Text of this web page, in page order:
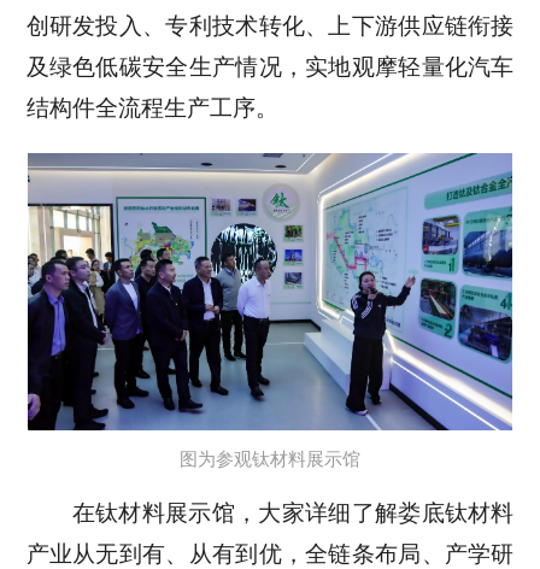
创研发投入、专利技术转化、上下游供应链衔接
及绿色低碳安全生产情况，实地观摩轻量化汽车
结构件全流程生产工序。
图为参观钛材料展示馆
在钛材料展示馆，大家详细了解娄底钛材料
产业从无到有、从有到优，全链条布局、产学研